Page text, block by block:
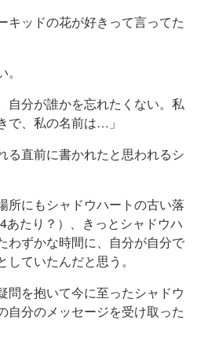
キッドの花が好きって言ってた
自分が誰かを忘れたくない。私
で、私の名前は…」
る直前に書かれたと思われるシ
所にもシャドウハートの古い落
あたり？）、きっとシャドウハ
わずかな時間に、自分が自分で
ていたんだと思う。
問を抱いて今に至ったシャドウ
自分のメッセージを受け取った